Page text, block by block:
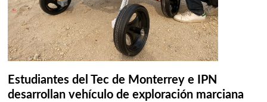
Estudiantes del Tec de Monterrey e IPN
desarrollan vehículo de exploración marciana